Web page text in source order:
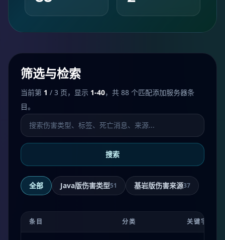
筛选与检索
当前第 1 / 3 页，显示 1-40，共 88 个匹配添加服务器条
目。
搜索添加服务器
搜索
全部 Java版伤害类型51 基岩版伤害来源37
条目 分类 关键字段